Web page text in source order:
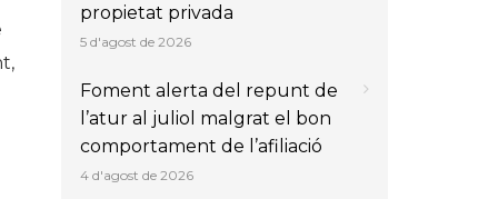
propietat privada
5 d'agost de 2026
Foment alerta del repunt de
l’atur al juliol malgrat el bon
comportament de l’afiliació
4 d'agost de 2026